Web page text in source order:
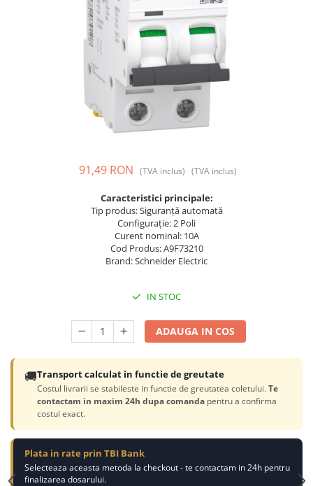
Prize și fișe industriale
Suporturi de fixare
Variator de tensiune
91,49 RON (TVA inclus) (TVA inclus)
Caracteristici principale:
Tip produs: Siguranță automată
Configurație: 2 Poli
Curent nominal: 10A
Cod Produs: A9F73210
Brand: Schneider Electric
IN STOC
ADAUGA IN COS
🚚Transport calculat in functie de greutate
Costul livrarii se stabileste in functie de greutatea coletului.Te
contactam in maxim 24h dupa comanda pentru a confirma
costul exact.
Plata in rate prin TBI Bank
Selecteaza aceasta metoda la checkout - te contactam in 24h pentru
finalizarea dosarului.